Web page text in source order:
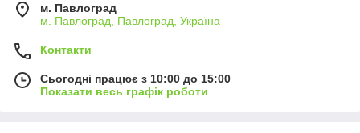
м. Павлоград
м. Павлоград, Павлоград, Україна
Контакти
Сьогодні працює з 10:00 до 15:00
Показати весь графік роботи